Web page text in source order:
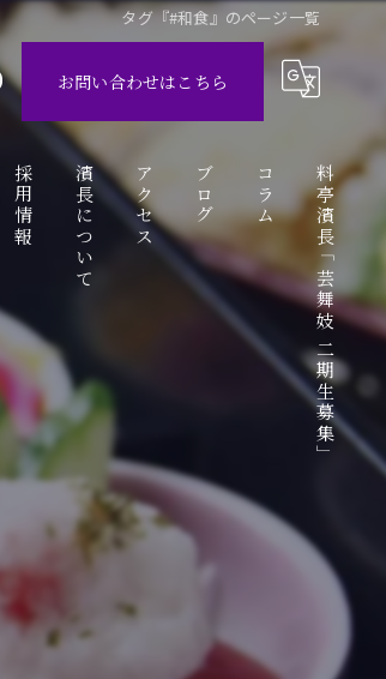
タグ『#和食』のページ一覧
お問い合わせはこちら
ト
採用情報
アルバイト応募フォーム
濱長について
お座敷遊び
舞妓
アクセス ブログ コラム 料亭濱長「芸舞妓 二期生募集」